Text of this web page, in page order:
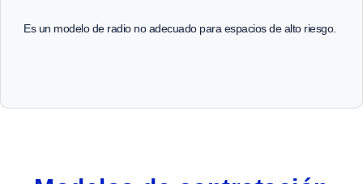
Es un modelo de radio no adecuado para espacios de alto riesgo.